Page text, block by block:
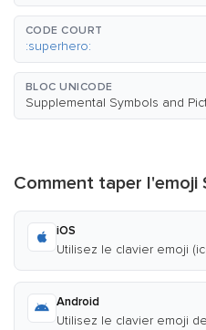
CODE COURT
:superhero:
BLOC UNICODE
Supplemental Symbols and
Comment taper l'emoji
iOS
Utilisez le clavier emoji
Android
Utilisez le clavier emoji